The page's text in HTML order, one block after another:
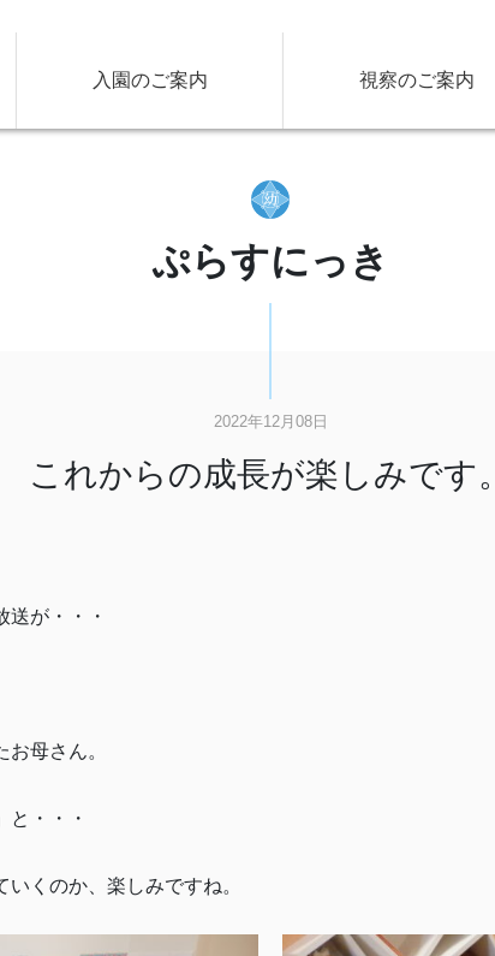
入園のご案内 視察のご案内
ぷらすにっき
2022年12月08日
これからの成長が楽しみです。
が・・・
母さん。
と・・・
くのか、楽しみですね。